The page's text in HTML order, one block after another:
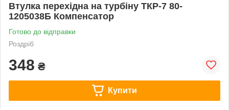
Втулка перехідна на турбіну ТКР-7 80-
1205038Б Компенсатор
Готово до відправки
Роздріб
348 ₴
Купити